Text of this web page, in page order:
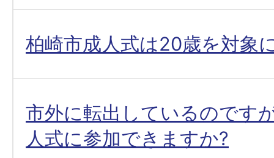
柏崎市成人式は20歳を対象
市外に転出しているのです
人式に参加できますか?